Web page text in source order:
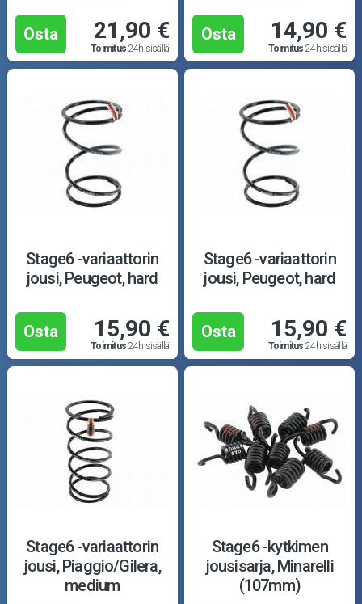
Osta 21,90 €
Toimitus 24h sisällä
Osta 14,90 €
Toimitus 24h sisällä
Stage6 -variaattorin
jousi, Peugeot, hard
Osta 15,90 €
Toimitus 24h sisällä
Stage6 -variaattorin
jousi, Peugeot, hard
Osta 15,90 €
Toimitus 24h sisällä
Stage6 -variaattorin
jousi, Piaggio/Gilera,
medium
Stage6 -kytkimen
jousisarja, Minarelli
(107mm)